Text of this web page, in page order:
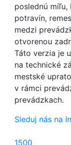
poslednú míľu,
potravín,
medzi
otvorenou
Táto verzia je
na technické
mestské
v rámci
prevádzkach.
Sleduj nás na
1500